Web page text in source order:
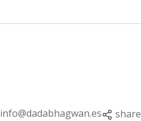
info@dadabhagwan.es share